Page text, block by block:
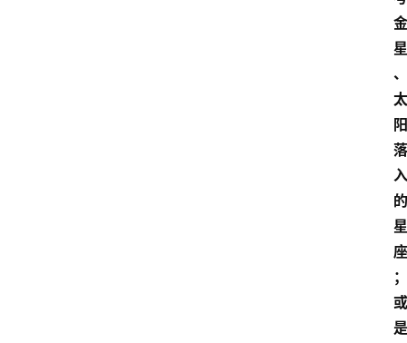
金
星
、
太
阳
落
入
的
星
座
；
或
是